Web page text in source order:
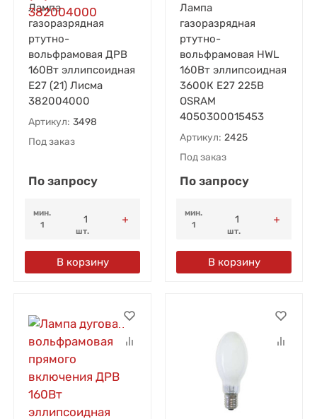
Лампа
газоразрядная
ртутно-
вольфрамовая ДРВ
160Вт эллипсоидная
E27 (21) Лисма
382004000
Артикул: 3498
Под заказ
По запросу
мин.
1
шт.
В корзину
Лампа
газоразрядная
ртутно-
вольфрамовая HWL
160Вт эллипсоидная
3600К E27 225В
OSRAM
4050300015453
Артикул: 2425
Под заказ
По запросу
мин.
1
шт.
В корзину